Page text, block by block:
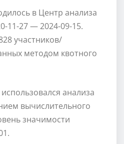
в Центр анализа
11-27 — 2024-09-15.
участников/
методом квотного
анализа
вычислительного
значимости